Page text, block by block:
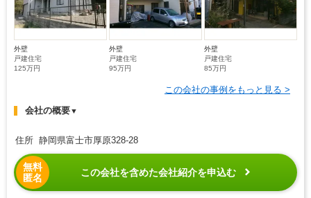
外壁
戸建住宅
125万円
外壁
戸建住宅
95万円
外壁
戸建住宅
85万円
この会社の事例をもっと見る >
会社の概要▼
住所 静岡県富士市厚原328-28
無料
匿名
この会社を含めた会社紹介を申込む